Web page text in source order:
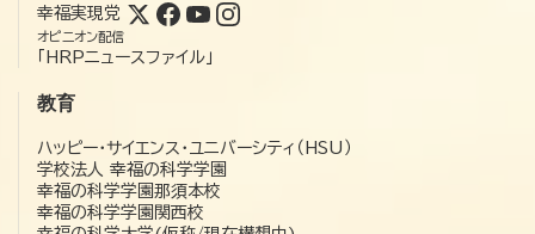
幸福実現党
オピニオン配信
「HRPニュースファイル」
教育
ハッピー・サイエンス・ユニバーシティ（HSU）
学校法人 幸福の科学学園
幸福の科学学園那須本校
幸福の科学学園関西校